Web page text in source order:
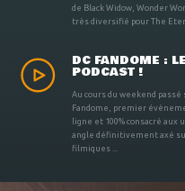
de Black Widow, Wonder
très diversifié pour The
DC FANDOME :
PODCAST !
Au cours du weekend passé
Fandome, premier
ligne et 100% consacré aux
angle définitivement axé
filmiques ...